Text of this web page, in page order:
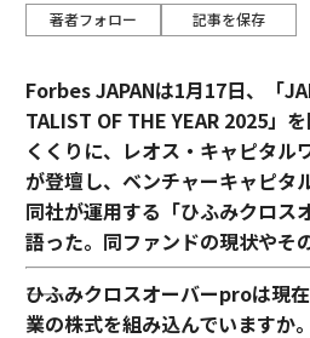
著者フォロー 記事を保存
Forbes JAPANは1月17日、「
TALIST OF THE YEAR 2025」
くくりに、レオス・キャピタル
が登壇し、ベンチャーキャピタ
同社が運用する「ひふみクロス
語った。同ファンドの現状やそ
――ひふみクロスオーバーproは現
業の株式を組み込んでいますか。